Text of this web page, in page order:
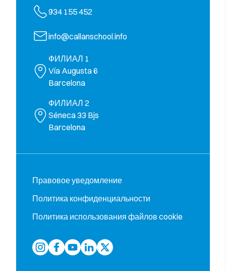
934 155 452
info@callanschool.info
ФИЛИАЛ 1
Vía Augusta 6
Barcelona
ФИЛИАЛ 2
Séneca 33 Bjs
Barcelona
Правовое уведомление
Политика конфиденциальности
Политика использования файлов cookie